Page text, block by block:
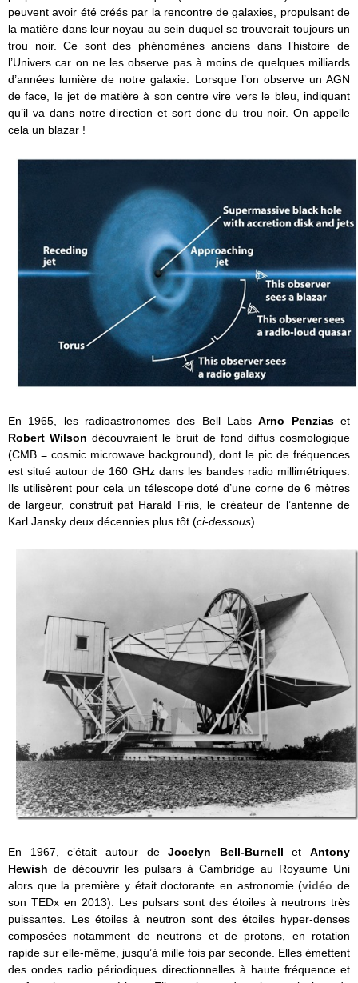
peuvent avoir été créés par la rencontre de galaxies, propulsant de
la matière dans leur noyau au sein duquel se trouverait toujours un
trou noir. Ce sont des phénomènes anciens dans l’histoire de
l’Univers car on ne les observe pas à moins de quelques milliards
d’années lumière de notre galaxie. Lorsque l’on observe un AGN
de face, le jet de matière à son centre vire vers le bleu, indiquant
qu’il va dans notre direction et sort donc du trou noir. On appelle
cela un blazar !
En 1965, les radioastronomes des Bell LabsArno Penziaset
Robert Wilson découvraient le bruit de fond diffus cosmologique
(CMB = cosmic microwave background), dont le pic de fréquences
est situé autour de 160 GHz dans les bandes radio millimétriques.
Ils utilisèrent pour cela un télescope doté d’une corne de 6 mètres
de largeur, construit pat Harald Friis, le créateur de l’antenne de
Karl Jansky deux décennies plus tôt (ci-dessous).
En 1967, c’était autour deJocelyn Bell-Burnell et Antony
Hewish de découvrir les pulsars à Cambridge au Royaume Uni
alors que la première y était doctorante en astronomie (vidéo de
son TEDx en 2013). Les pulsars sont des étoiles à neutrons très
puissantes. Les étoiles à neutron sont des étoiles hyper-denses
composées notamment de neutrons et de protons, en rotation
rapide sur elle-même, jusqu’à mille fois par seconde. Elles émettent
des ondes radio périodiques directionnelles à haute fréquence et